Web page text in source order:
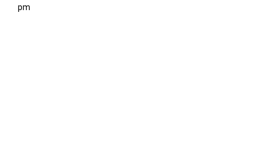
pm